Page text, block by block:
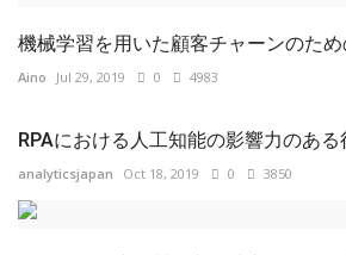
RPAにおける人工知能の影響力のある
データ：政府、州、市、地方および公
analyticsjapan